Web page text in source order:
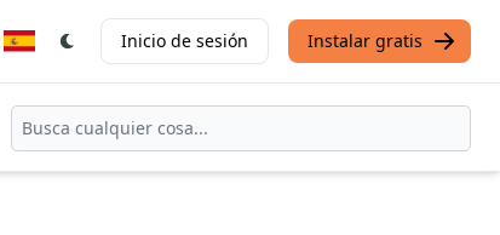
Inicio de sesión Instalar gratis